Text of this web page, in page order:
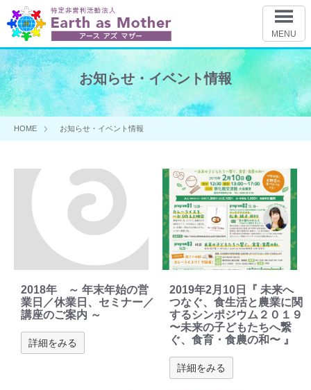
MENU
お知らせ・イベント情報
HOME お知らせ・イベント情報
2018年 ～ 年末年始の営
業日／休業日、セミナー／
講座のご案内 ～
詳細をみる
2019年2月10日『 未来へ
つなぐ、食生活と農業に関
するシンポジウム２０１９
〜未来の子どもたちへ繋
ぐ、食育・食農の和〜 』
詳細をみる